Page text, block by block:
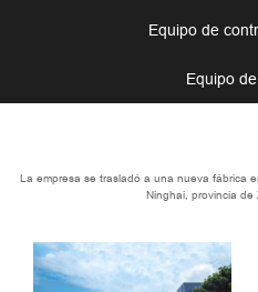
Equipo de
Equipo
La empresa se trasladó a una nueva fábrica
Ninghai, provincia de